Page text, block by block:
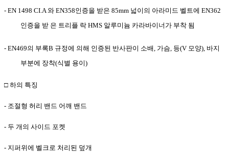
- EN 1498 CI.A 와 EN358인증을 받은 85mm 넓이의 아라미드 벨트에 EN362
인증을 받 은 트리플 락 HMS 알루미늄 카라바이너가 부착 됨
- EN469의 부록B 규정에 의해 인증된 반사판이 소배 가슴 등(V 모양), 바지
부분에 장착(식별 용이)
□ 하의 특징
- 조절형 허리 밴드 어깨 밴드
- 두 개의 사이드 포켓
- 지퍼위에 벨크로 처리된 덮개